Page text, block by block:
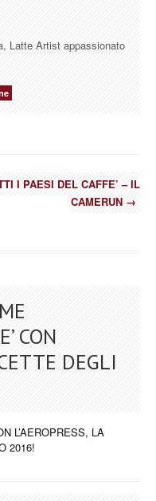
Latte Artist appassionato
I PAESI DEL CAFFE’ – IL
CAMERUN→
CON
DEGLI
L’AEROPRESS, LA
2016!